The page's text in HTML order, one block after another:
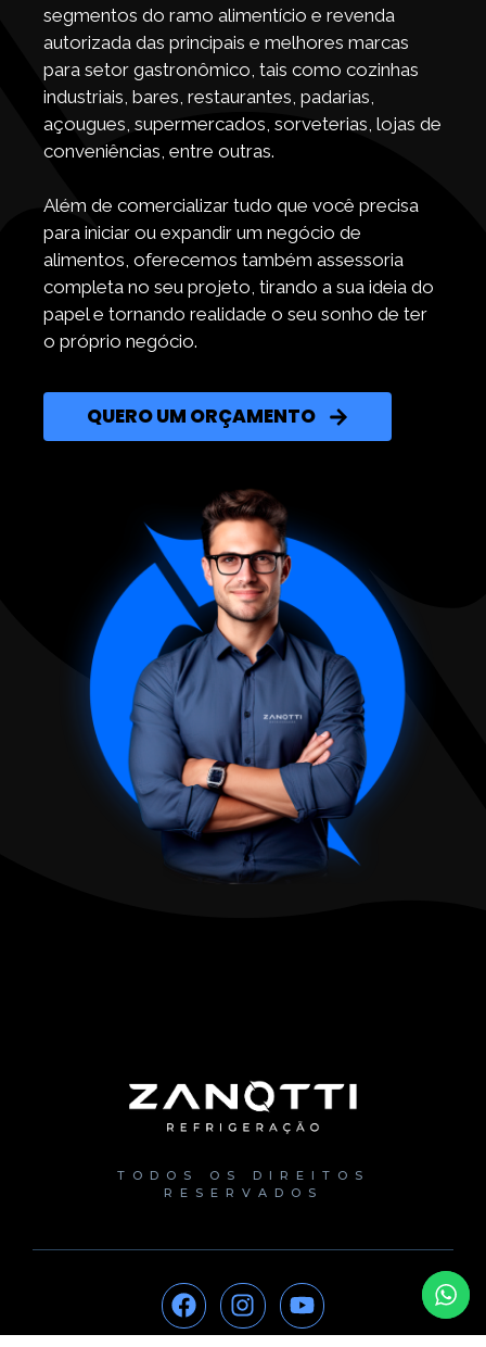
segmentos do ramo alimentício e revenda
autorizada das principais e melhores marcas
para setor gastronômico, tais como cozinhas
industriais, bares, restaurantes, padarias,
açougues, supermercados, sorveterias, lojas de
conveniências, entre outras.
Além de comercializar tudo que você precisa
para iniciar ou expandir um negócio de
alimentos, oferecemos também assessoria
completa no seu projeto, tirando a sua ideia do
papel e tornando realidade o seu sonho de ter
o próprio negócio.
QUERO UM ORÇAMENTO
TODOS OS DIREITOS
RESERVADOS